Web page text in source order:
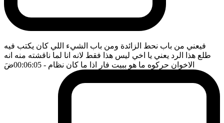
فيعني من باب نحط الزائدة ومن باب الشيء اللي كان يكتب فيه
طلع هذا الرد يعني يا اخي ليس هذا فقط لانه انا لما ناقشته منه انه
الاخوان حركوه ما هو ببيت فار اذا ما كان نظام - 00:06:05 ضَ